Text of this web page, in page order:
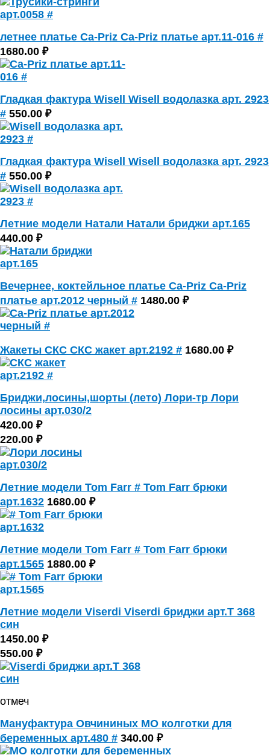
летнее платье Ca-Priz Ca-Priz платье арт.11-016 #
1680.00 ₽
Гладкая фактура Wisell Wisell водолазка арт. 2923
# 550.00 ₽
Гладкая фактура Wisell Wisell водолазка арт. 2923
# 550.00 ₽
Летние модели Натали Натали бриджи арт.165
440.00 ₽
Вечернее, коктейльное платье Ca-Priz Ca-Priz
платье арт.2012 черный # 1480.00 ₽
Жакеты СКС СКС жакет арт.2192 # 1680.00 ₽
Бриджи,лосины,шорты (лето) Лори-тр Лори
лосины арт.030/2
420.00 ₽
220.00 ₽
Летние модели Tom Farr # Tom Farr брюки
арт.1632 1680.00 ₽
Летние модели Tom Farr # Tom Farr брюки
арт.1565 1880.00 ₽
Летние модели Viserdi Viserdi бриджи арт.Т 368
син
1450.00 ₽
550.00 ₽
отмеч
Мануфактура Овчининых МО колготки для
беременных арт.480 # 340.00 ₽